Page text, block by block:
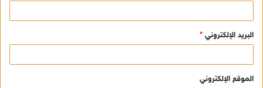
البريد الإلكتروني *
الموقع الإلكتروني